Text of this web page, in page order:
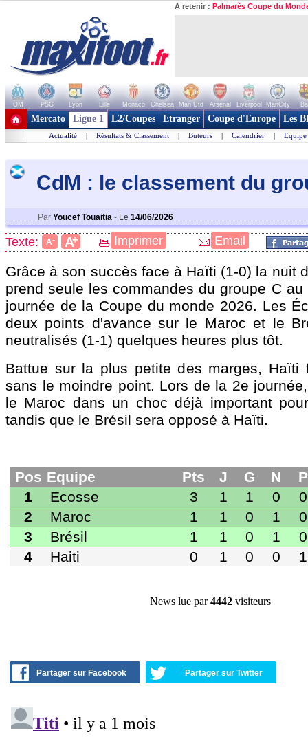
A retenir : Palmarès Coupe du
OM PSG Lyon Lille Monaco Chelsea Man Utd Arsenal Liverpool ManCity
+ de clubs
Mercato Ligue 1 L2/Coupes Etranger Coupe d'Europe Les
Actualité | Résultats & Classement | Buteurs | Calendrier | Equipe
CdM : le classement du
Par Youcef Touaitia - Le 14/06/2026
Texte: A- A+ Imprimer Email
Grâce à son succès face à Haïti (1-0) la nuit
prend seule les commandes du groupe C
journée de la Coupe du monde 2026. Les
deux points d'avance sur le Maroc et le
neutralisés (1-1) quelques heures plus tôt.
Battue sur la plus petite des marges, Haïti
sans le moindre point. Lors de la 2e
le Maroc dans un choc déjà important
tandis que le Brésil sera opposé à Haïti.
Pos Equipe Pts J G N P Bp Bc
1 Ecosse 3 1 1 0 0 1 0
2 Maroc 1 0 1 0 1 1 0
0 1 0 1 1
4
Haiti 0 1 0 0 1 0
News lue par4442 visiteurs
Partager sur Facebook Partager sur Twitter